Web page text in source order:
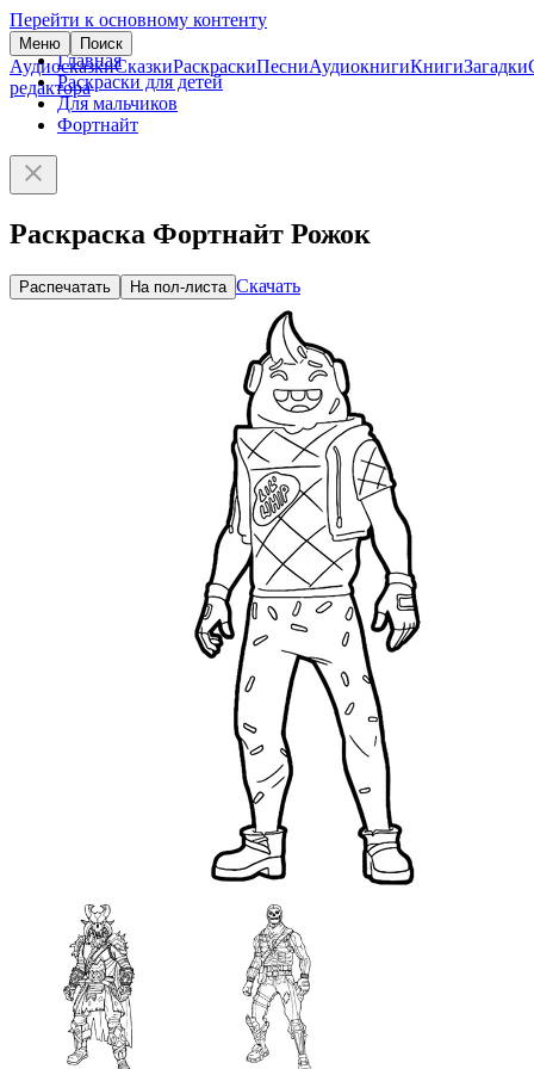
Перейти к основному контенту
Меню Поиск
АудиосказкиСказкиРаскраскиПесниАудиокнигиКнигиЗагадки
редактора
Главная
Раскраски для детей
Для мальчиков
Фортнайт
Раскраска Фортнайт Рожок
Распечатать На пол-листа Скачать